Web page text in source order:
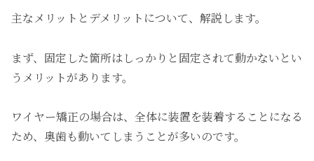
主なメリットとデメリットについて、解説します。
まず、固定した箇所はしっかりと固定されて動かないとい
うメリットがあります。
ワイヤー矯正の場合は、全体に装置を装着することになる
ため、奥歯も動いてしまうことが多いのです。